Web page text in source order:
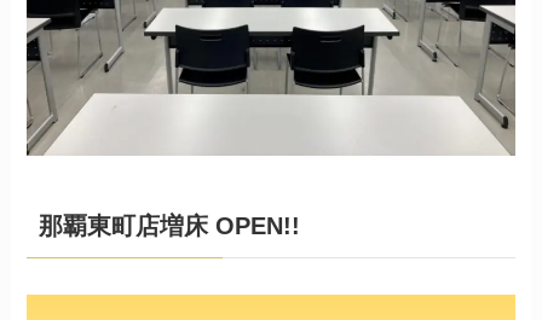
那覇東町店増床 OPEN!!